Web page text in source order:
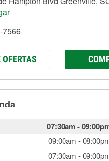
7566
OFERTAS
07:30am-
09:00am -
07:30am -